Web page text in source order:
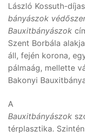
László Kossuth-
bányászok
Bauxitbányászok
Szent Borbála
áll, fején korona,
pálmaág, mellette
Bakonyi
A
Bauxitbányászok
térplasztika.